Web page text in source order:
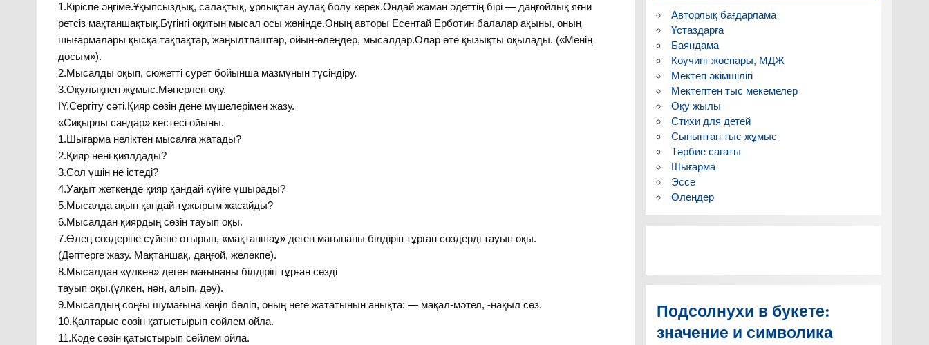
1.Кіріспе әңгіме.Ұқыпсыздық, салақтық, ұрлықтан аулақ болу керек.Ондай жаман әдеттің бірі — даңғойлық яғни
ретсіз мақтаншақтық.Бүгінгі оқитын мысал осы жөнінде.Оның авторы Есентай Ерботин балалар ақыны, оның
шығармалары қысқа тақпақтар, жаңылтпаштар, ойын-өлеңдер, мысалдар.Олар өте қызықты оқылады. («Менің
досым»).
2.Мысалды оқып, сюжетті сурет бойынша мазмұнын түсіндіру.
3.Оқулықпен жұмыс.Мәнерлеп оқу.
IY.Сергіту сәті.Қияр сөзін дене мүшелерімен жазу.
«Сиқырлы сандар» кестесі ойыны.
1.Шығарма неліктен мысалға жатады?
2.Қияр нені қиялдады?
3.Сол үшін не істеді?
4.Уақыт жеткенде қияр қандай күйге ұшырады?
5.Мысалда ақын қандай тұжырым жасайды?
6.Мысалдан қиярдың сөзін тауып оқы.
7.Өлең сөздеріне сүйене отырып, «мақтаншаұ» деген мағынаны білдіріп тұрған сөздерді тауып оқы.
(Дәптерге жазу. Мақтаншақ, даңғой, желөкпе).
8.Мысалдан «үлкен» деген мағынаны білдіріп тұрған сөзді
тауып оқы.(үлкен, нән, алып, дәу).
9.Мысалдың соңғы шумағына көңіл бөліп, оның неге жататынын анықта: — мақал-мәтел, -нақыл сөз.
10.Қалтарыс сөзін қатыстырып сөйлем ойла.
11.Кәде сөзін қатыстырып сөйлем ойла.
Авторлық бағдарлама
Ұстаздарға
Баяндама
Коучинг жоспары, МДЖ
Мектеп әкімшілігі
Мектептен тыс мекемелер
Оқу жылы
Стихи для детей
Сыныптан тыс жұмыс
Тәрбие сағаты
Шығарма
Эссе
Өлеңдер
Подсолнухи в букете:
значение и символика